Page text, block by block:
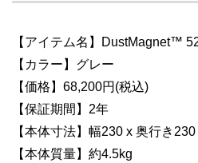
【アイテム名】DustMagnet™
【カラー】グレー
【価格】68,200円(税込)
【保証期間】2年
【本体寸法】幅230 x 奥行き
【本体質量】約4.5kg